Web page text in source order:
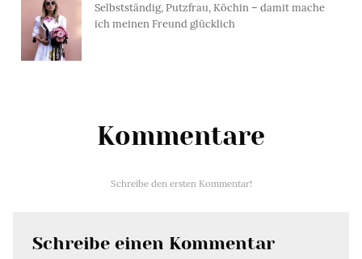
Selbstständig, Putzfrau, Köchin – damit mache
ich meinen Freund glücklich
Kommentare
Schreibe den ersten Kommentar!
Schreibe einen Kommentar